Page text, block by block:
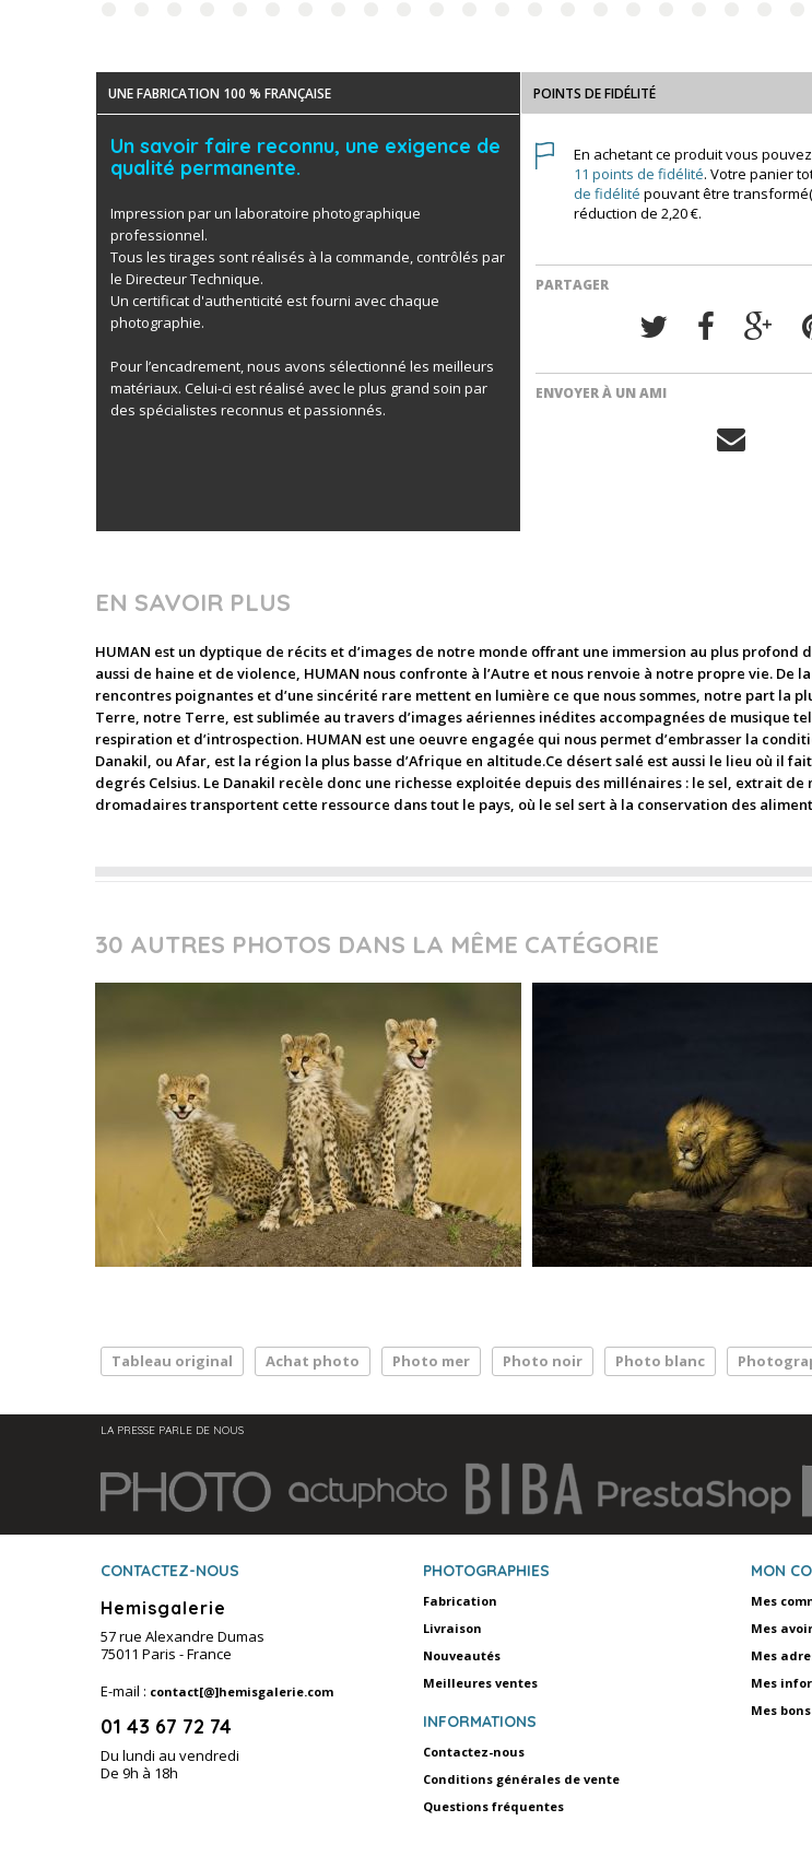
UNE FABRICATION 100 % FRANÇAISE
Un savoir faire reconnu, une exigence de
qualité permanente.
Impression par un laboratoire photographique
professionnel.
Tous les tirages sont réalisés à la commande, contrôlés par
le Directeur Technique.
Un certificat d'authenticité est fourni avec chaque
photographie.
Pour l’encadrement, nous avons sélectionné les meilleurs
matériaux. Celui-ci est réalisé avec le plus grand soin par
des spécialistes reconnus et passionnés.
POINTS DE FIDÉLITÉ
En achetant ce produit vous
11 points de fidélité. Votre panier
de fidélité pouvant être
réduction de 2,20 €.
PARTAGER
ENVOYER À UN AMI
EN SAVOIR PLUS
HUMAN est un dyptique de récits et d’images de notre monde offrant une immersion au plus profond
aussi de haine et de violence, HUMAN nous confronte à l’Autre et nous renvoie à notre propre vie.
rencontres poignantes et d’une sincérité rare mettent en lumière ce que nous sommes, notre part la
Terre, notre Terre, est sublimée au travers d’images aériennes inédites accompagnées de musique
respiration et d’introspection. HUMAN est une oeuvre engagée qui nous permet d’embrasser la
Danakil, ou Afar, est la région la plus basse d’Afrique en altitude.Ce désert salé est aussi le lieu où il
degrés Celsius. Le Danakil recèle donc une richesse exploitée depuis des millénaires : le sel, extrait
dromadaires transportent cette ressource dans tout le pays, où le sel sert à la conservation des
30 AUTRES PHOTOS DANS LA MÊME CATÉGORIE
Tableau original Achat photo Photo mer Photo noir Photo blanc
LA PRESSE PARLE DE NOUS
CONTACTEZ-NOUS
Hemisgalerie
57 rue Alexandre Dumas
75011 Paris - France
E-mail : contact[@]hemisgalerie.com
01 43 67 72 74
Du lundi au vendredi
De 9h à 18h
PHOTOGRAPHIES
Fabrication
Livraison
Nouveautés
Meilleures ventes
INFORMATIONS
Contactez-nous
Conditions générales de vente
Questions fréquentes
MON
Mes
Mes
Mes
Mes
Mes